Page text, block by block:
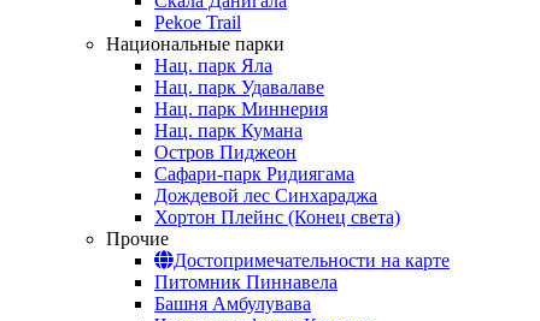
Pekoe Trail
Национальные парки
Нац. парк Яла
Нац. парк Удавалаве
Нац. парк Миннерия
Нац. парк Кумана
Остров Пиджеон
Сафари-парк Ридиягама
Дождевой лес Синхараджа
Хортон Плейнс (Конец света)
Прочие
Достопримечательности на карте
Питомник Пиннавела
Башня Амбулувава